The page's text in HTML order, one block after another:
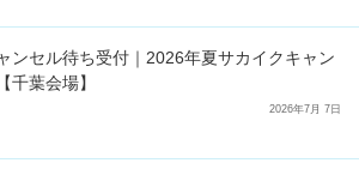
ンセル待ち受付｜2026年夏サカイクキャン
千葉会場】
2026年7月 7日